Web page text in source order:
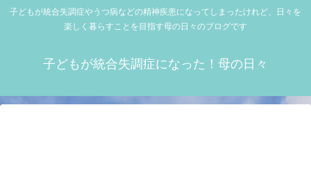
子どもが統合失調症やうつ病などの精神疾患になってしまったけれど、日々を
楽しく暮らすことを目指す母の日々のブログです
子どもが統合失調症になった！母の日々